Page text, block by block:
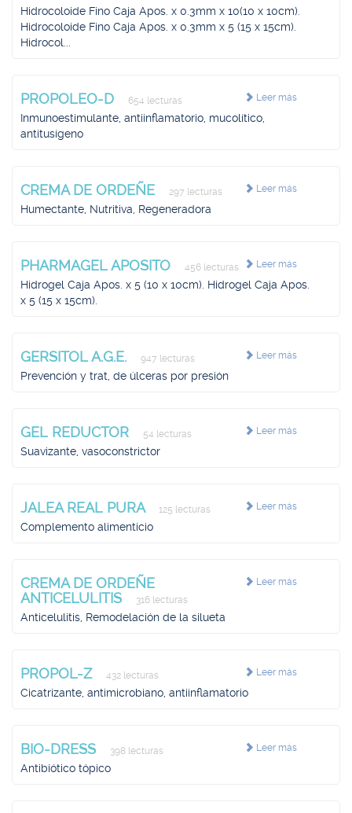
Hidrocoloide Fino Caja Apos. x 0.3mm x 10(10 x 10cm).
Hidrocoloide Fino Caja Apos. x 0.3mm x 5 (15 x 15cm).
Hidrocol...
Leer más
PROPOLEO-D 654 lecturas
Inmunoestimulante, antiinflamatorio, mucolítico,
antitusígeno
Leer más
CREMA DE ORDEÑE 297 lecturas
Humectante, Nutritiva, Regeneradora
Leer más
PHARMAGEL APOSITO 456 lecturas
Hidrogel Caja Apos. x 5 (10 x 10cm). Hidrogel Caja Apos.
x 5 (15 x 15cm).
Leer más
GERSITOL A.G.E. 947 lecturas
Prevención y trat, de úlceras por presión
Leer más
GEL REDUCTOR 54 lecturas
Suavizante, vasoconstrictor
Leer más
JALEA REAL PURA 125 lecturas
Complemento alimenticio
Leer más
CREMA DE ORDEÑE
ANTICELULITIS
316 lecturas
Anticelulitis, Remodelación de la silueta
Leer más
PROPOL-Z 432 lecturas
Cicatrizante, antimicrobiano, antiinflamatorio
Leer más
BIO-DRESS 398 lecturas
Antibiótico tópico